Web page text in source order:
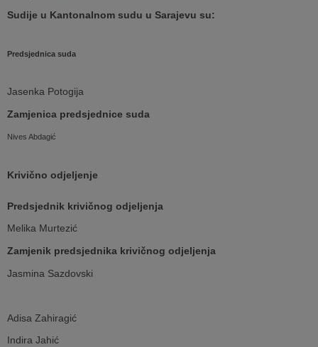
Sudije u Kantonalnom sudu u Sarajevu su:
Predsjednica suda
Jasenka Potogija
Zamjenica predsjednice suda
Nives Abdagić
Krivično odjeljenje
Predsjednik krivičnog odjeljenja
Melika Murtezić
Zamjenik predsjednika krivičnog odjeljenja
Jasmina Sazdovski
Adisa Zahiragić
Indira Jahić